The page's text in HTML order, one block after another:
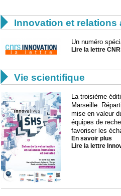
 Innovation et relations
Un numéro
Lire la lettre
 Vie scientifique
La troisième
Marseille.
mise en valeur
équipes de
favoriser les
En savoir plus
Lire la lettre